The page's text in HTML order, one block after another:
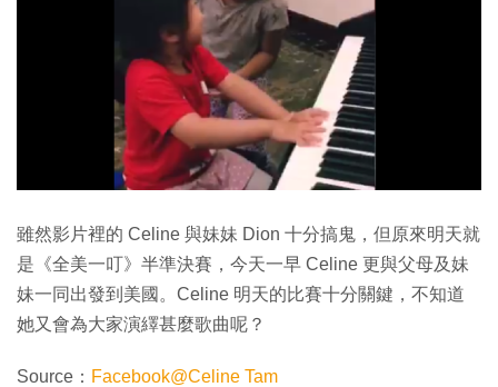
雖然影片裡的 Celine 與妹妹 Dion 十分搞鬼，但原來明天就
是《全美一叮》半準決賽，今天一早 Celine 更與父母及妹
妹一同出發到美國。Celine 明天的比賽十分關鍵，不知道
她又會為大家演繹甚麼歌曲呢？
Source： Facebook@Celine Tam